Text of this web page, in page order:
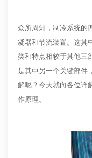
众所周知，制冷系统的
凝器和节流装置。这其
类和特点相较于其他三
是其中另一个关键部件
解呢？今天就向各位详
作原理。